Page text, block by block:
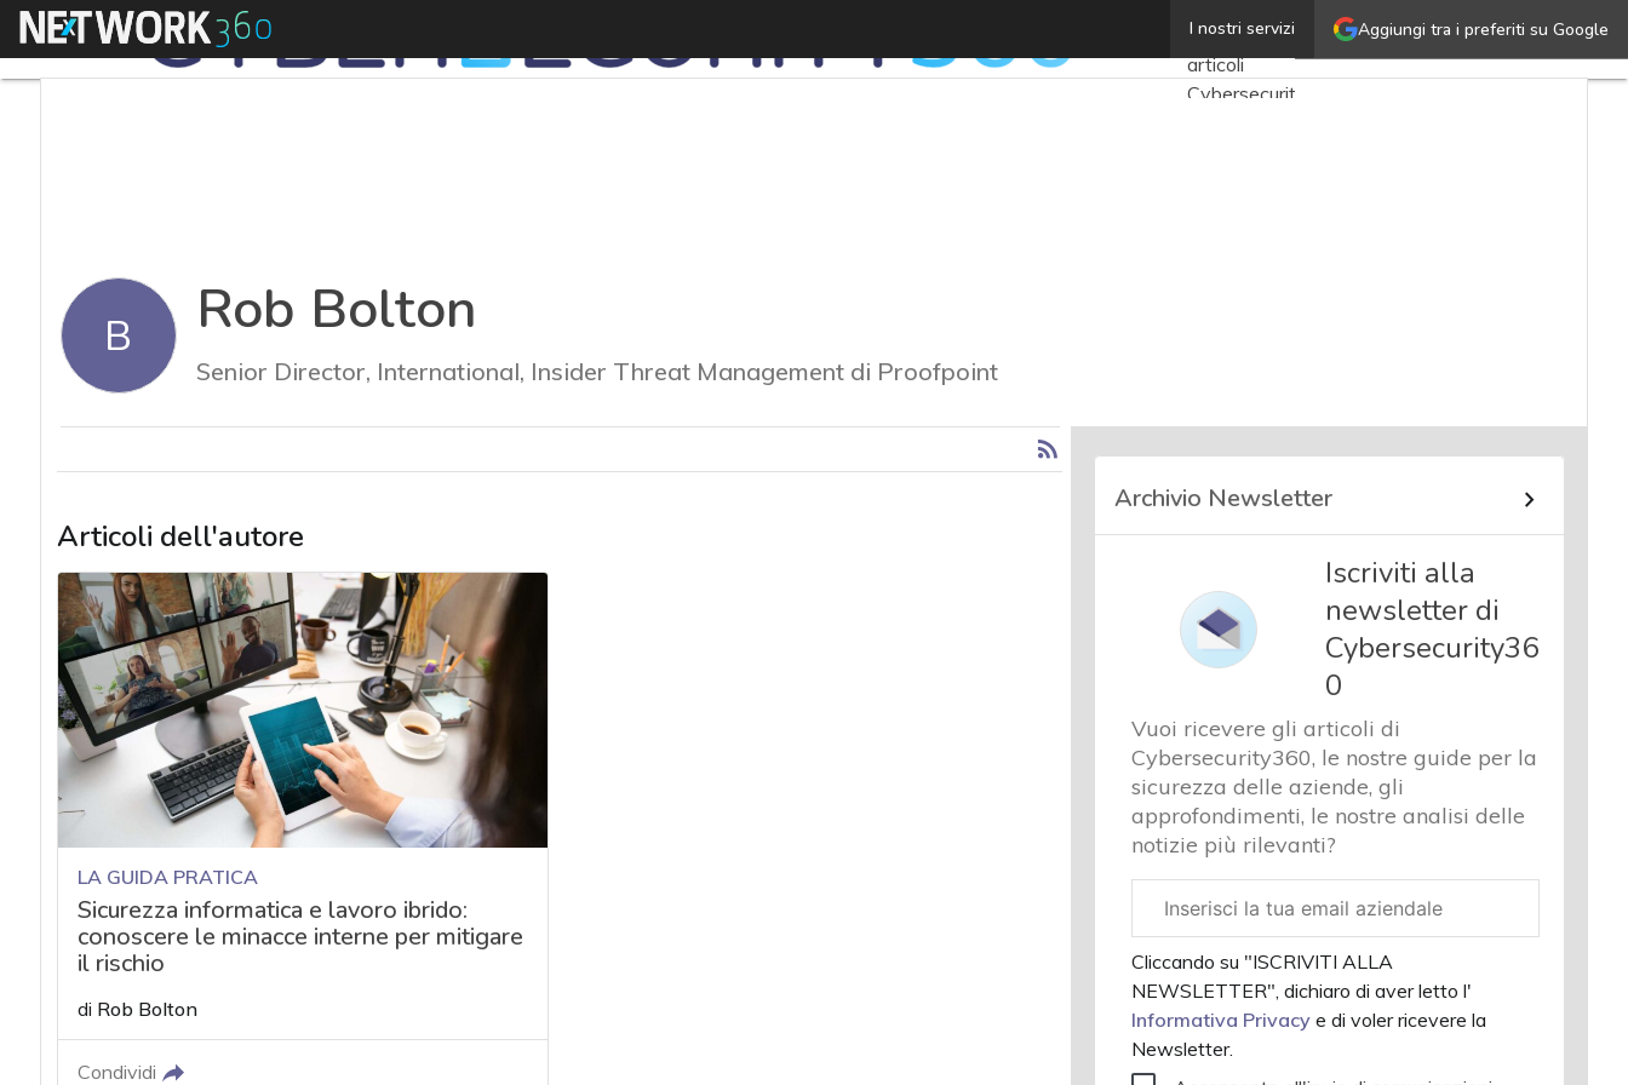
Aggiungi tra i preferiti su Google
I nostri servizi
Menu
Ultimi
articoli
Cybersecurity
analisi
Cyber
privacy
Corsi
cybersecurity
Chi siamo
B Rob Bolton
Senior Director, International, Insider Threat Management di Proofpoint
Articoli dell'autore
LA GUIDA PRATICA
Sicurezza informatica e lavoro ibrido:
conoscere le minacce interne per mitigare
il rischio
di Rob Bolton
Condividi
Archivio Newsletter
Iscriviti alla
newsletter di
Cybersecurity36
0
Vuoi ricevere gli articoli di
Cybersecurity360, le nostre guide per la
sicurezza delle aziende, gli
approfondimenti, le nostre analisi delle
notizie più rilevanti?
aziendale
Cliccando su "ISCRIVITI ALLA
NEWSLETTER", dichiaro di aver letto l'
Informativa Privacye di voler ricevere la
Newsletter.